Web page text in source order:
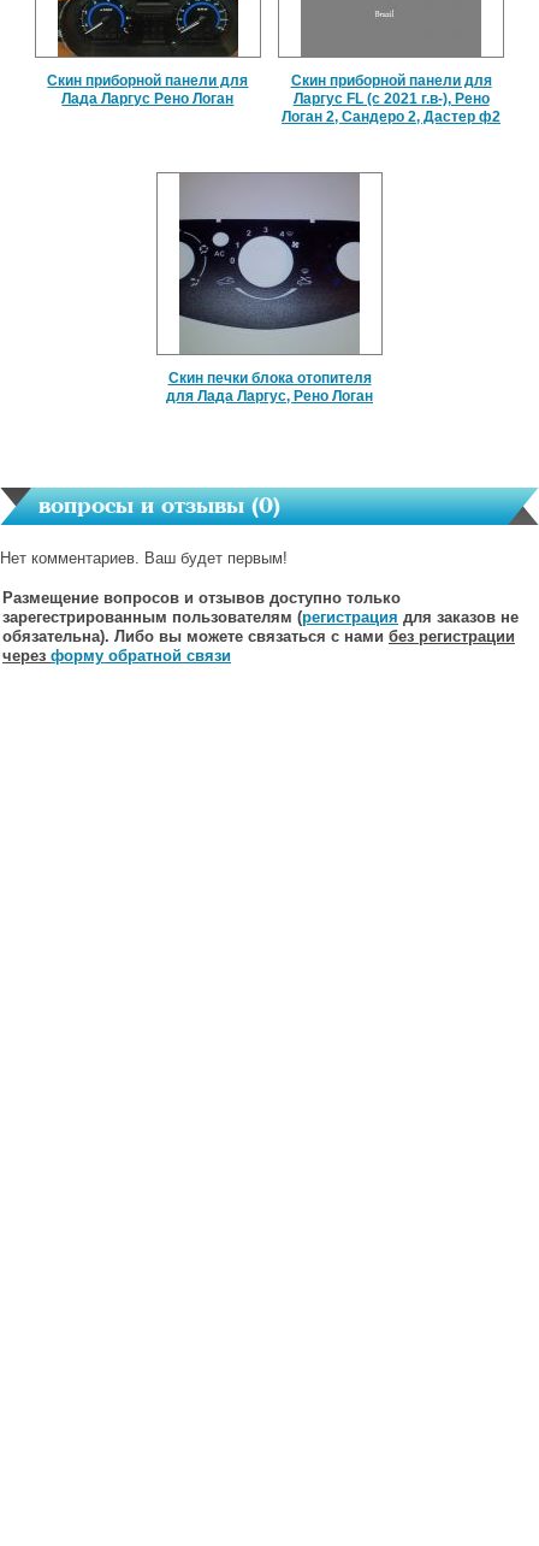
Скин приборной панели для
Лада Ларгус Рено Логан
Скин приборной панели для
Ларгус FL (с 2021 г.в-), Рено
Логан 2, Сандеро 2, Дастер ф2
Скин печки блока отопителя
для Лада Ларгус, Рено Логан
вопросы и отзывы (0)
Нет комментариев. Ваш будет первым!
Размещение вопросов и отзывов доступно только
зарегестрированным пользователям (регистрация для заказов не
обязательна). Либо вы можете связаться с нами без регистрации
через форму обратной связи